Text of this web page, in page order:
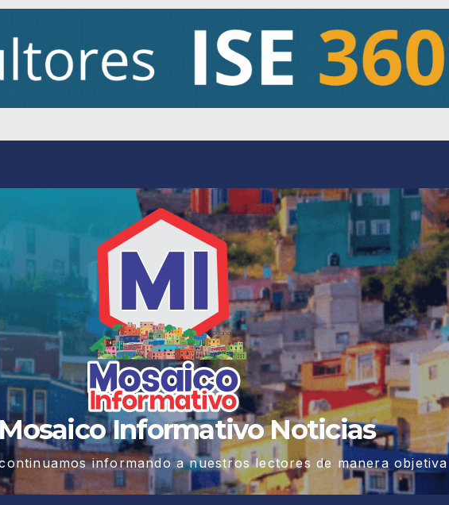
Mosaico Informativo Noticias
informando a nuestros lectores de manera objetiva